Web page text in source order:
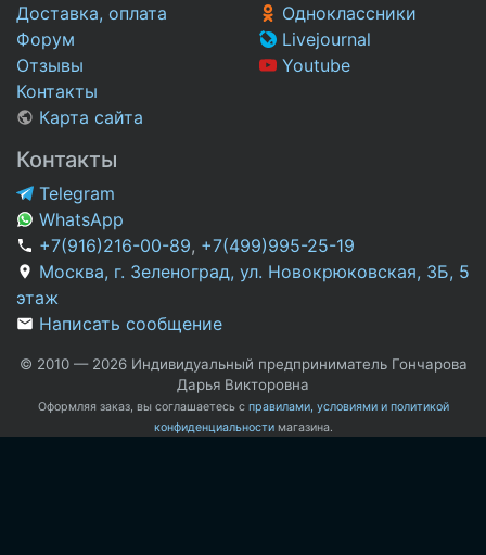
Доставка, оплата
Форум
Отзывы
Контакты
Карта сайта
Одноклассники
Livejournal
Youtube
Контакты
Telegram
WhatsApp
+7(916)216-00-89, +7(499)995-25-19
Москва, г. Зеленоград, ул. Новокрюковская, 3Б, 5
этаж
Написать сообщение
© 2010 — 2026 Индивидуальный предприниматель Гончарова
Дарья Викторовна
Оформляя заказ, вы соглашаетесь с правилами, условиями и политикой
конфиденциальностимагазина.